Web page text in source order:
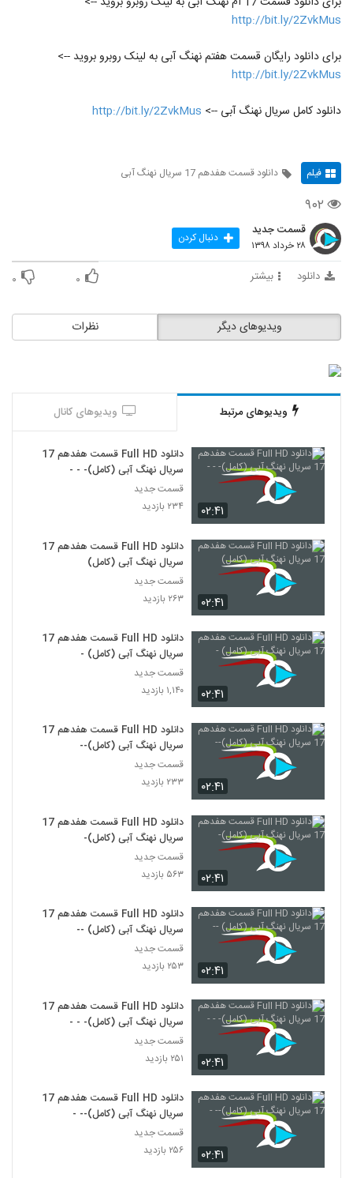
http://bit.ly/2ZvkMus
برای دانلود رایگان قسمت هفتم نهنگ آبی به لینک روبرو بروید -->
http://bit.ly/2ZvkMus
دانلود کامل سریال نهنگ آبی --> http://bit.ly/2ZvkMus
فیلم دانلود قسمت هفدهم 17 سریال نهنگ آبی
۹۰۲
قسمت جدید
۲۸ خرداد ۱۳۹۸ دنبال کردن
دانلود بیشتر ۰ ۰
نظرات ویدیوهای دیگر
ویدیوهای مرتبط ویدیوهای کانال
۰۲:۴۱
دانلود Full HD قسمت هفدهم 17
سریال نهنگ آبی (کامل)- - -
قسمت جدید
۲۳۴ بازدید
۰۲:۴۱
دانلود Full HD قسمت هفدهم 17
سریال نهنگ آبی (کامل)
قسمت جدید
۲۶۳ بازدید
۰۲:۴۱
دانلود Full HD قسمت هفدهم 17
سریال نهنگ آبی (کامل) -
قسمت جدید
۱,۱۴۰ بازدید
۰۲:۴۱
دانلود Full HD قسمت هفدهم 17
سریال نهنگ آبی (کامل)--
قسمت جدید
۲۳۳ بازدید
۰۲:۴۱
دانلود Full HD قسمت هفدهم 17
سریال نهنگ آبی (کامل)-
قسمت جدید
۵۶۳ بازدید
۰۲:۴۱
دانلود Full HD قسمت هفدهم 17
سریال نهنگ آبی (کامل) --
قسمت جدید
۲۵۳ بازدید
۰۲:۴۱
دانلود Full HD قسمت هفدهم 17
سریال نهنگ آبی (کامل)- - -
قسمت جدید
۲۵۱ بازدید
۰۲:۴۱
دانلود Full HD قسمت هفدهم 17
سریال نهنگ آبی (کامل)-- -
قسمت جدید
۲۵۶ بازدید